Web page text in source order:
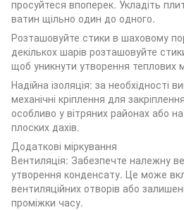
просуйтеся впоперек. Укладіть
ватин щільно один до одного.
Розташовуйте стики в шаховому
декількох шарів розташовуйте
щоб уникнути утворення теплових
Надійна ізоляція: за необхідності
механічні кріплення для
особливо у вітряних районах або
плоских дахів.
Додаткові міркування
Вентиляція: Забезпечте належну
утворення конденсату. Це може
вентиляційних отворів або
проміжки часу.